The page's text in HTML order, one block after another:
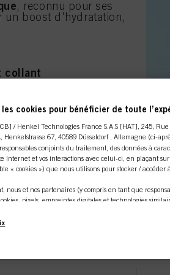
, reconnu pour ses
un boost d'hydratation,
collant
finition
en ligne
cookies pour bénéficier de toute
/ Henkel Technologies France S.A.S [HAT], 245,
, Henkelstrasse 67, 40589 Düsseldorf , Allemagne (ci-
conjoints du traitement, des données à
Internet et vos interactions avec celui-ci, en plaçant
« cookies ») que nous utilisons pour stocker / accéder
nous et nos partenaires (y compris en tant que
pixels, empreintes digitales et technologies
Internet, pour vous fournir des fonctionnalités